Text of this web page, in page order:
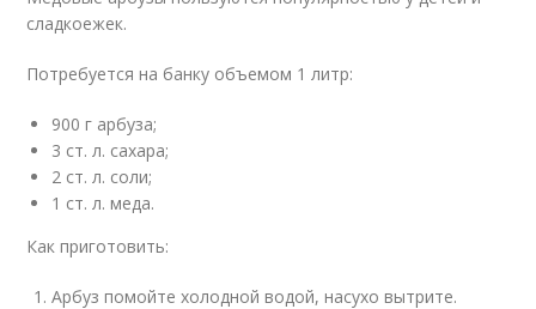
сладкоежек.
Потребуется на банку объемом 1 литр:
900 г арбуза;
3 ст. л. сахара;
2 ст. л. соли;
1 ст. л. меда.
Как приготовить:
Арбуз помойте холодной водой, насухо вытрите.